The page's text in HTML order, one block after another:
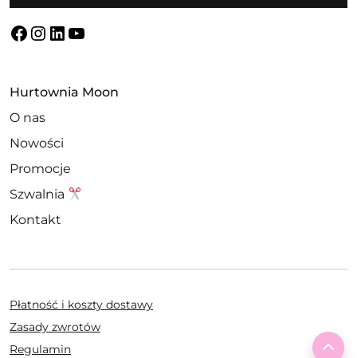
Facebook
Instagram
LinkedIn
YouTube
Hurtownia Moon
O nas
Nowości
Promocje
Szwalnia
Kontakt
Płatność i koszty dostawy
Zasady zwrotów
Regulamin